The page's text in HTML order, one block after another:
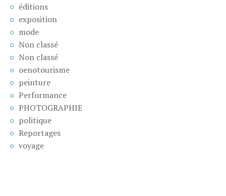
éditions
exposition
mode
Non classé
Non classé
oenotourisme
peinture
Performance
PHOTOGRAPHIE
politique
Reportages
voyage